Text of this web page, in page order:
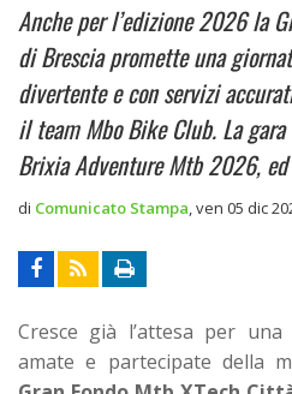
Anche per l’edizione 2026 la
di Brescia promette una
divertente e con servizi
il team Mbo Bike Club. La
Brixia Adventure Mtb 2026,
di Comunicato Stampa ven 05 dic
Cresce già l’attesa per
amate e partecipate della